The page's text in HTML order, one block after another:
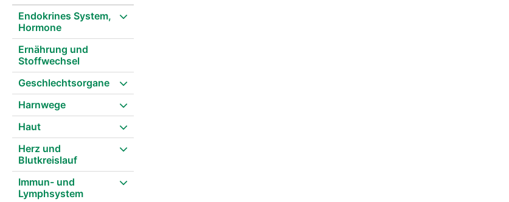
Endokrines System,
Hormone
Ernährung und
Stoffwechsel
Geschlechtsorgane
Harnwege
Haut
Herz und
Blutkreislauf
Immun- und
Lymphsystem